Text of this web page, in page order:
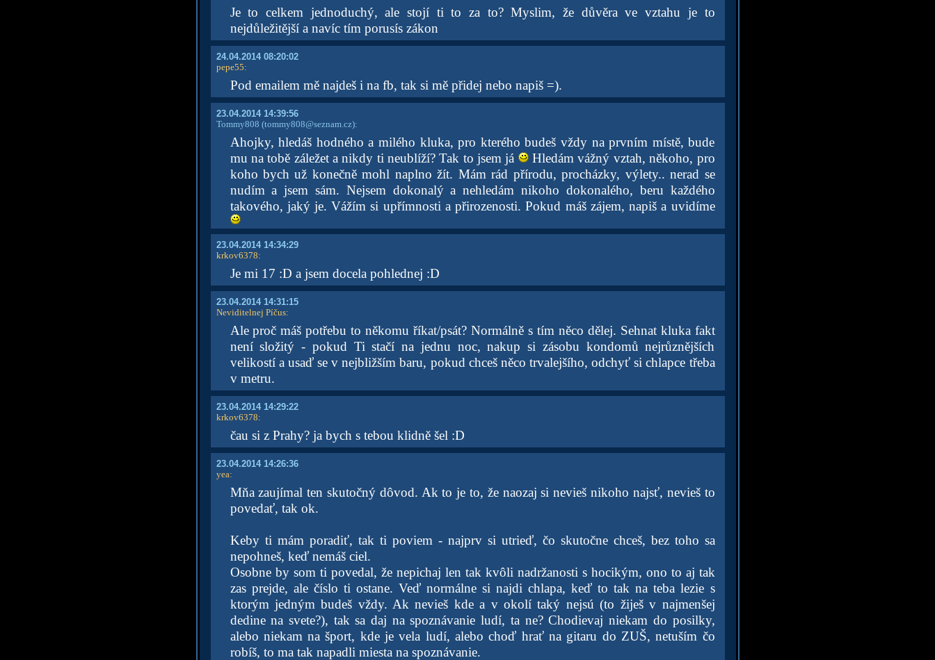
Je to celkem jednoduchý, ale stojí ti to za to? Myslim, že důvěra ve vztahu je to
nejdůležitější a navíc tím porusís zákon
24.04.2014 08:20:02
pepe55:
Pod emailem mě najdeš i na fb, tak si mě přidej nebo napiš =).
23.04.2014 14:39:56
Tommy808 (tommy808@seznam.cz):
Ahojky, hledáš hodného a milého kluka, pro kterého budeš vždy na prvním místě, bude
mu na tobě záležet a nikdy ti neublíží? Tak to jsem já
Hledám vážný vztah, někoho, pro
koho bych už konečně mohl naplno žít. Mám rád přírodu, procházky, výlety.. nerad se
nudím a jsem sám. Nejsem dokonalý a nehledám nikoho dokonalého, beru každého
takového, jaký je. Vážím si upřímnosti a přirozenosti. Pokud máš zájem, napiš a uvidíme
23.04.2014 14:34:29
krkov6378:
Je mi 17 :D a jsem docela pohlednej :D
23.04.2014 14:31:15
Neviditelnej Píčus:
Ale proč máš potřebu to někomu říkat/psát? Normálně s tím něco dělej. Sehnat kluka fakt
není složitý - pokud Ti stačí na jednu noc, nakup si zásobu kondomů nejrůznějších
velikostí a usaď se v nejbližším baru, pokud chceš něco trvalejšího, odchyť si chlapce třeba
v metru.
23.04.2014 14:29:22
krkov6378:
čau si z Prahy? ja bych s tebou klidně šel :D
23.04.2014 14:26:36
yea:
Mňa zaujímal ten skutočný dôvod. Ak to je to, že naozaj si nevieš nikoho najsť, nevieš to
povedať, tak ok.
Keby ti mám poradiť, tak ti poviem - najprv si utrieď, čo skutočne chceš, bez toho sa
nepohneš, keď nemáš ciel.
Osobne by som ti povedal, že nepichaj len tak kvôli nadržanosti s hocikým, ono to aj tak
zas prejde, ale číslo ti ostane. Veď normálne si najdi chlapa, keď to tak na teba lezie s
ktorým jedným budeš vždy. Ak nevieš kde a v okolí taký nejsú (to žiješ v najmenšej
dedine na svete?), tak sa daj na spoznávanie ludí, ta ne? Chodievaj niekam do posilky,
alebo niekam na šport, kde je vela ludí, alebo choď hrať na gitaru do ZUŠ, netuším čo
robíš, to ma tak napadli miesta na spoznávanie.